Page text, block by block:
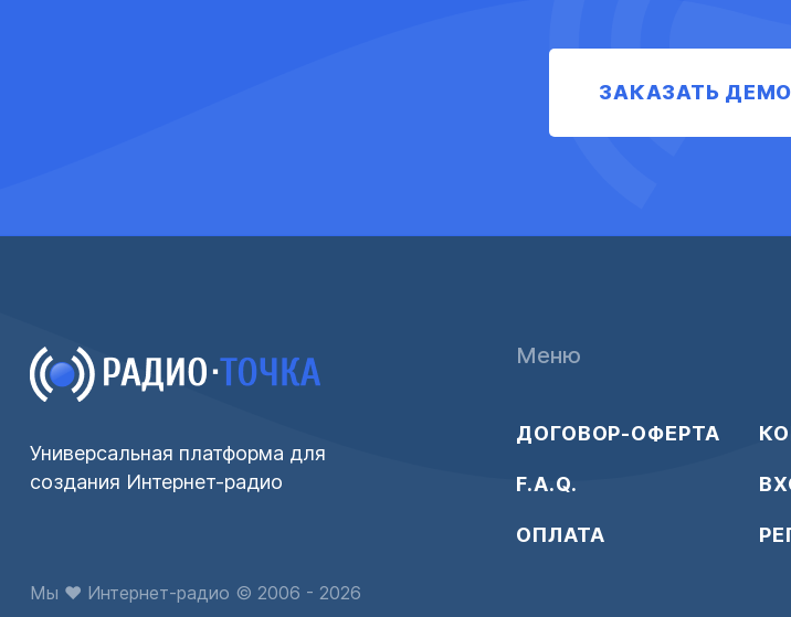
ЗАКАЗАТЬ
Меню
ДОГОВОР-ОФЕРТА
F.A.Q.
ОПЛАТА
Универсальная платформа для
создания Интернет-радио
Мы ♥ Интернет-радио © 2006 - 2026